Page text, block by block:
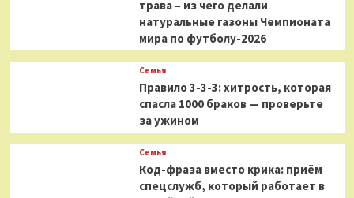
трава – из чего делали
натуральные газоны Чемпионата
мира по футболу-2026
Семья
Правило 3-3-3: хитрость, которая
спасла 1000 браков — проверьте
за ужином
Семья
Код-фраза вместо крика: приём
спецслужб, который работает в